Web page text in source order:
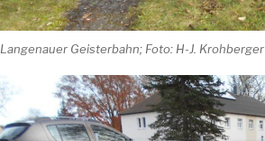
Langenauer Geisterbahn; Foto: H-J. Krohberger